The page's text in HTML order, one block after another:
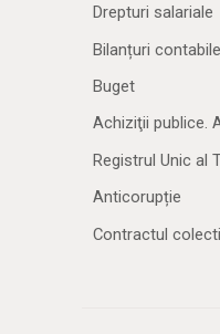
Drepturi salariale
Bilanțuri contabile
Buget
Achiziţii publice.
Registrul Unic al
Anticorupție
Contractul